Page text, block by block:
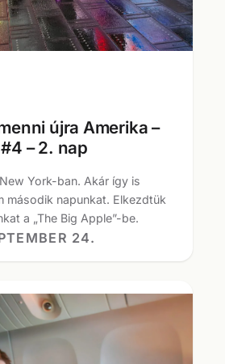
újra Amerika –
– 2. nap
York-ban. Akár így is
második napunkat. Elkezdtük
a „The Big Apple”-be.
24.